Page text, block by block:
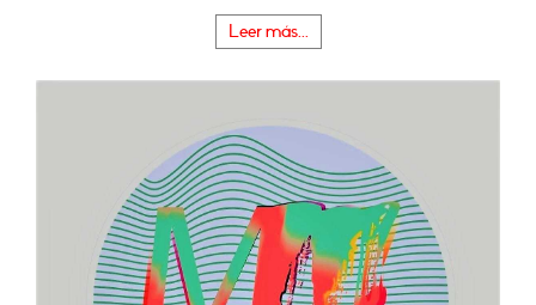
Leer más...